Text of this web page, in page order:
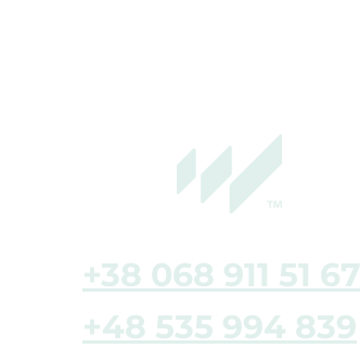
+38 068 911 51 67
+48 535 994 839